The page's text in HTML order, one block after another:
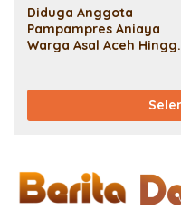
Diduga Anggota
Pampampres Aniaya
Warga Asal Aceh